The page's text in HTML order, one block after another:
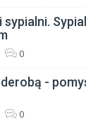
0
-
0